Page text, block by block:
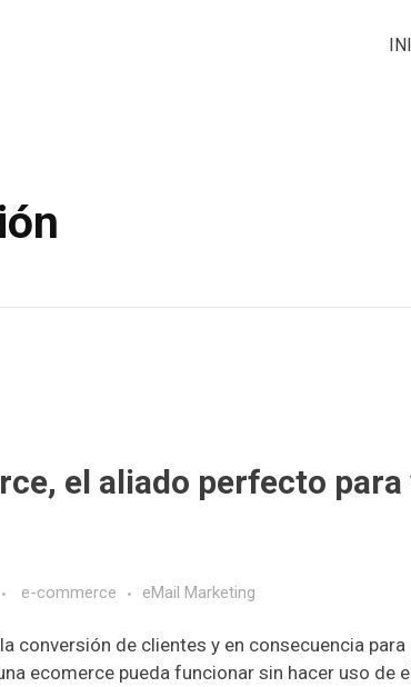
el aliado perfecto para
e-commerce eMail Marketing
conversión de clientes y en consecuencia para
ecomerce pueda funcionar sin hacer uso de